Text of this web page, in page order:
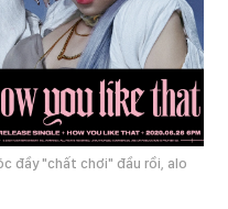
đầy "chất chơi" đầu rồi, alo